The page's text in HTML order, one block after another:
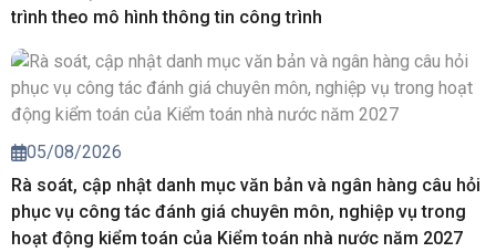
trình theo mô hình thông tin công trình
05/08/2026
Rà soát, cập nhật danh mục văn bản và ngân hàng câu hỏi
phục vụ công tác đánh giá chuyên môn, nghiệp vụ trong
hoạt động kiểm toán của Kiểm toán nhà nước năm 2027